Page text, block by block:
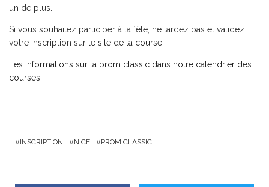
un de plus.
Si vous souhaitez participer à la fête, ne tardez pas et validez
votre inscription sur le site de la course
Les informations sur la prom classic dans notre calendrier des
courses
INSCRIPTION NICE PROM'CLASSIC